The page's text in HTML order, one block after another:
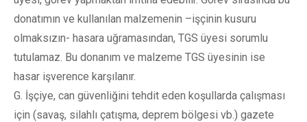
donatımın ve kullanılan malzemenin –işçinin kusuru
olmaksızın- hasara uğramasından, TGS üyesi sorumlu
tutulamaz. Bu donanım ve malzeme TGS üyesinin ise
hasar işverence karşılanır.
G. İşçiye, can güvenliğini tehdit eden koşullarda çalışması
için (savaş, silahlı çatışma, deprem bölgesi vb.) gazete